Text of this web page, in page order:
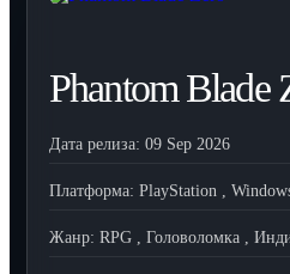
Phantom Blade
Дата релиза: 09 Sep 2026
Платформа: PlayStation ,
Жанр: RPG , Головоломка ,